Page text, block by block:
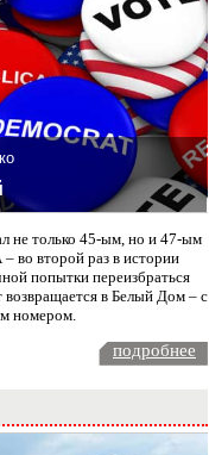
не только 45-ым, но и 47-ым
во второй раз в истории
попытки переизбраться
в Белый Дом – с
номером.
подробнее